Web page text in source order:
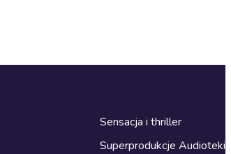
Sensacja i thriller
Superprodukcje Audioteki